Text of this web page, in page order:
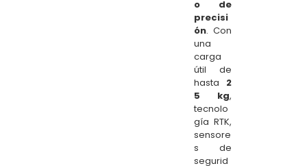
o de
precisi
ón. Con
una
carga
útil de
hasta 2
5 kg,
tecnolo
gía RTK,
sensore
s de
segurid